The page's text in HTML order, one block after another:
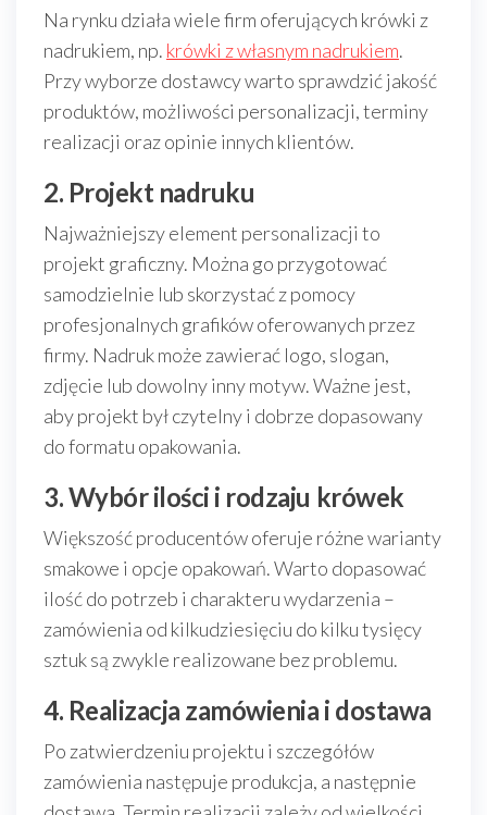
Na rynku działa wiele firm oferujących krówki z
nadrukiem, np. krówki z własnym nadrukiem.
Przy wyborze dostawcy warto sprawdzić jakość
produktów, możliwości personalizacji, terminy
realizacji oraz opinie innych klientów.
2. Projekt nadruku
Najważniejszy element personalizacji to
projekt graficzny. Można go przygotować
samodzielnie lub skorzystać z pomocy
profesjonalnych grafików oferowanych przez
firmy. Nadruk może zawierać logo, slogan,
zdjęcie lub dowolny inny motyw. Ważne jest,
aby projekt był czytelny i dobrze dopasowany
do formatu opakowania.
3. Wybór ilości i rodzaju krówek
Większość producentów oferuje różne warianty
smakowe i opcje opakowań. Warto dopasować
ilość do potrzeb i charakteru wydarzenia –
zamówienia od kilkudziesięciu do kilku tysięcy
sztuk są zwykle realizowane bez problemu.
4. Realizacja zamówienia i dostawa
Po zatwierdzeniu projektu i szczegółów
zamówienia następuje produkcja, a następnie